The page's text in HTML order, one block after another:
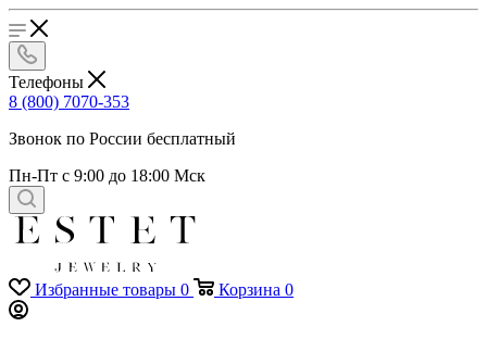
Телефоны
8 (800) 7070-353
Звонок по России бесплатный
Пн-Пт с 9:00 до 18:00 Мск
Избранные товары 0 Корзина 0